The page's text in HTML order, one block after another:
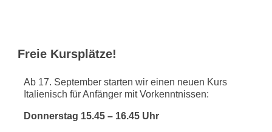
Freie Kursplätze!
Ab 17. September starten wir einen neuen Kurs
Italienisch für Anfänger mit Vorkenntnissen:
Donnerstag 15.45 – 16.45 Uhr